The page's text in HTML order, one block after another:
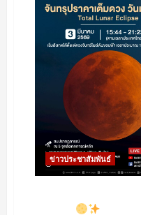
ลุ้น
สู่
เมือง
มรดก
โลก
กราฟ
ฟิตี้
มือบอน
พ่น
สี
ทั่ว
เมือง
กระทบ
ภาพ
ลักษณ์
เมือง
วัฒนธรรม
ข่าวประชาสัมพันธ์